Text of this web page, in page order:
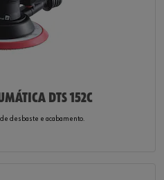
DTS 152C
desbaste e acabamento.